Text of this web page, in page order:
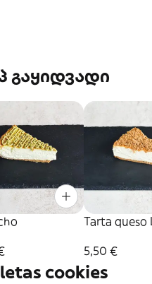
გაყიდვადი
Tarta queso
5,50 €
cookies